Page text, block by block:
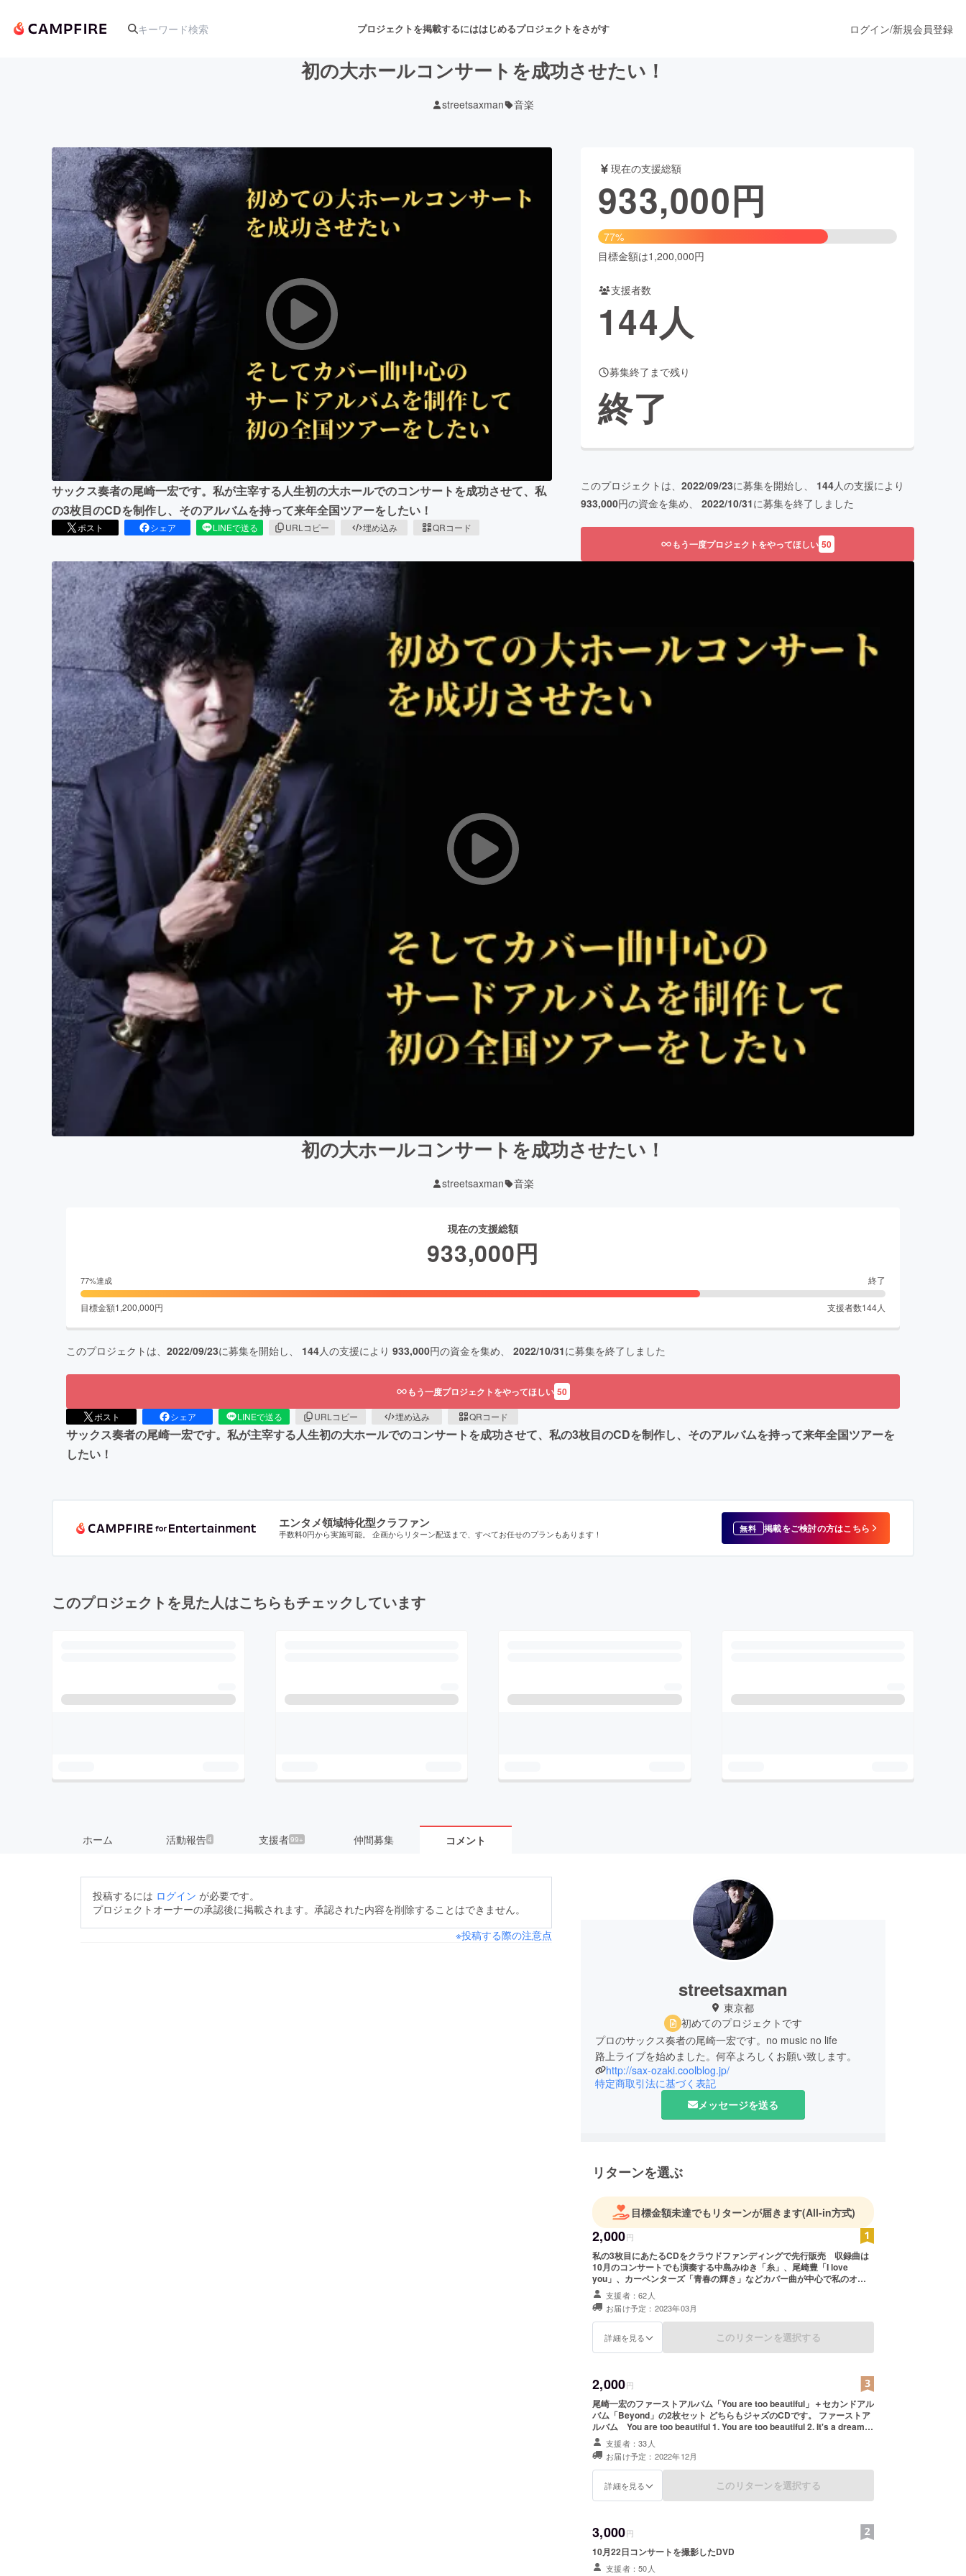
プロジェクトを掲載するにははじめるプロジェクトをさがす
アート・写真 舞台・パフォーマンス
テクノロジー・ガジェット ゲーム・サービス開発 ファッション
映像・映画
ビジネス・起業 ビューティー・ヘルスケア
まちづくり・地域活性化
CAMPFIRE for Social Good
CAMPFIREふるさと納税 machi-ya
ログイン/新規会員登録
初の大ホールコンサートを成功させたい！
streetsaxman 音楽
サックス奏者の尾崎一宏です。私が主宰する人生初の大ホールでのコンサートを成功させて、私
の3枚目のCDを制作し、そのアルバムを持って来年全国ツアーをしたい！
ポスト シェア LINEで送る URLコピー 埋め込み QRコード
現在の支援総額
933,000円
77%
目標金額は1,200,000円
支援者数
144人
募集終了まで残り
終了
このプロジェクトは、 2022/09/23に募集を開始し、 144人の支援により
933,000円の資金を集め、 2022/10/31に募集を終了しました
もう一度プロジェクトをやってほしい 50
初の大ホールコンサートを成功させたい！
streetsaxman 音楽
現在の支援総額
933,000円
77%達成 終了
目標金額1,200,000円 支援者数144人
このプロジェクトは、 2022/09/23に募集を開始し、 144人の支援により 933,000円の資金を集め、 2022/10/31に募集を終了しました
もう一度プロジェクトをやってほしい 50
ポスト シェア LINEで送る URLコピー 埋め込み QRコード
サックス奏者の尾崎一宏です。私が主宰する人生初の大ホールでのコンサートを成功させて、私の3枚目のCDを制作し、そのアルバムを持って来年全国ツアーを
したい！
エンタメ領域特化型クラファン
手数料0円から実施可能。 企画からリターン配送まで、すべてお任せのプランもあります！ 無料 掲載をご検討の方はこちら
このプロジェクトを見た人はこちらもチェックしています
ホーム 活動報告4 支援者99+ 仲間募集 コメント
投稿するには ログイン が必要です。
プロジェクトオーナーの承認後に掲載されます。承認された内容を削除することはできません。
※投稿する際の注意点
streetsaxman
東京都
初めてのプロジェクトです
プロのサックス奏者の尾崎一宏です。no music no life
路上ライブを始めました。何卒よろしくお願い致します。
http://sax-ozaki.coolblog.jp/
特定商取引法に基づく表記
メッセージを送る
リターンを選ぶ
目標金額未達でもリターンが届きます(All-in方式)
2,000円
私の3枚目にあたるCDをクラウドファンディングで先行販売 収録曲は
10月のコンサートでも演奏する中島みゆき「糸」、尾崎豊「I love
you」、カーペンターズ「青春の輝き」などカバー曲が中心で私のオリ
ジナルも数曲収録します。クラウドファンディング限定オリジナルメッ
セージカード（印刷）付
支援者：62人
お届け予定：2023年03月
詳細を見る このリターンを選択する
2,000円
尾崎一宏のファーストアルバム「You are too beautiful」＋セカンドアル
バム「Beyond」の2枚セット どちらもジャズのCDです。 ファーストア
ルバム You are too beautiful 1. You are too beautiful 2. It's a dream 3.
Oblivion 4. Deep inside you 5. Blue 6. Moon river 7. Muan 8. On the
sunny side of the street 9. Beautiful woman 10. My blue heaven 11.
That's all サックスとピアノのデュエットによるスタジオ録音 全11曲入
り セカンドアルバム「Beyond」 1 You don’t know what love is 2 This
can’t be love 3 Hommage a BLUE GIANT 4 Beyond 5 Sidewinder 6
支援者：33人
お届け予定：2022年12月
詳細を見る このリターンを選択する
3,000円
10月22日コンサートを撮影したDVD
支援者：50人